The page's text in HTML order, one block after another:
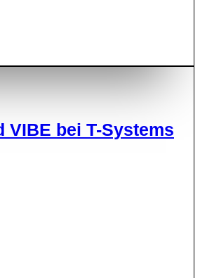
VIBE bei T-Systems